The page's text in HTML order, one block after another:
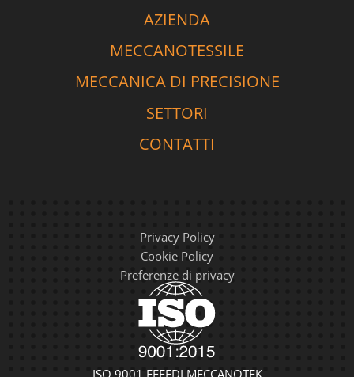
AZIENDA
MECCANOTESSILE
MECCANICA DI PRECISIONE
SETTORI
CONTATTI
Privacy Policy
Cookie Policy
Preferenze di privacy